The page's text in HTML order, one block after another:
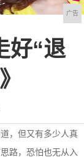
广告
好“退
，但又有多少人真
路，恐怕也无从入